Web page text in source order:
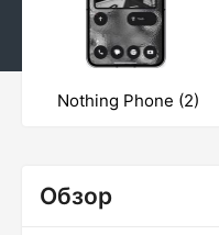
Nothing Phone (2)
Обзор